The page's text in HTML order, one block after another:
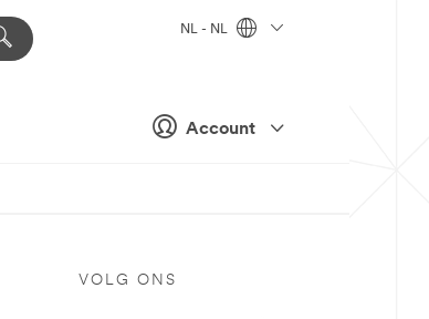
Account
NL - NL
VOLG ONS